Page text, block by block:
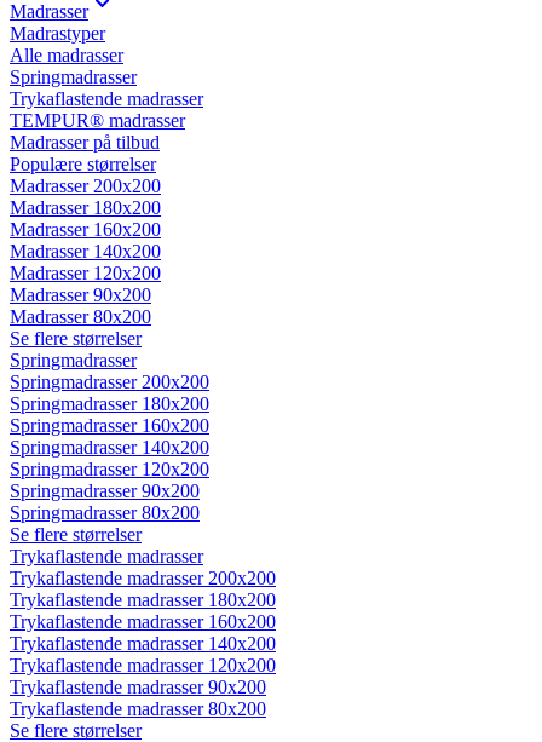
Madrasser
Madrastyper
Alle madrasser
Springmadrasser
Trykaflastende madrasser
TEMPUR® madrasser
Madrasser på tilbud
Populære størrelser
Madrasser 200x200
Madrasser 180x200
Madrasser 160x200
Madrasser 140x200
Madrasser 120x200
Madrasser 90x200
Madrasser 80x200
Se flere størrelser
Springmadrasser
Springmadrasser 200x200
Springmadrasser 180x200
Springmadrasser 160x200
Springmadrasser 140x200
Springmadrasser 120x200
Springmadrasser 90x200
Springmadrasser 80x200
Se flere størrelser
Trykaflastende madrasser
Trykaflastende madrasser 200x200
Trykaflastende madrasser 180x200
Trykaflastende madrasser 160x200
Trykaflastende madrasser 140x200
Trykaflastende madrasser 120x200
Trykaflastende madrasser 90x200
Trykaflastende madrasser 80x200
Se flere størrelser